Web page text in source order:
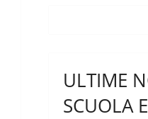
ULTIME
SCUOLA